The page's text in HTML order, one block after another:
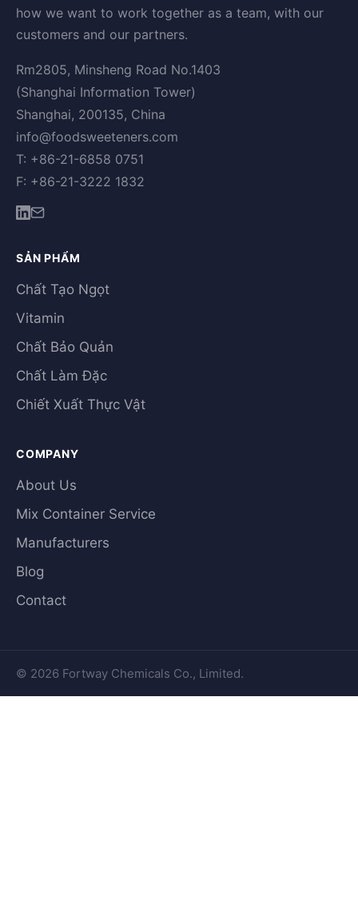
how we want to work together as a team, with our
customers and our partners.
Rm2805, Minsheng Road No.1403
(Shanghai Information Tower)
Shanghai, 200135, China
info@foodsweeteners.com
T: +86-21-6858 0751
F: +86-21-3222 1832
SẢN PHẨM
Chất Tạo Ngọt
Vitamin
Chất Bảo Quản
Chất Làm Đặc
Chiết Xuất Thực Vật
COMPANY
About Us
Mix Container Service
Manufacturers
Blog
Contact
© 2026 Fortway Chemicals Co., Limited.